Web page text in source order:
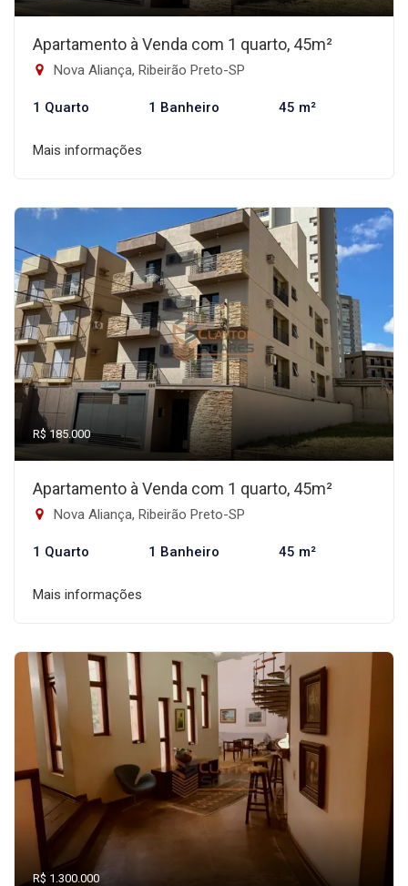
Apartamento à Venda com 1 quarto, 45m²
Nova Aliança, Ribeirão Preto-SP
1 Quarto 1 Banheiro 45 m²
Mais informações
R$ 185.000
Apartamento à Venda com 1 quarto, 45m²
Nova Aliança, Ribeirão Preto-SP
1 Quarto 1 Banheiro 45 m²
Mais informações
R$ 1.300.000